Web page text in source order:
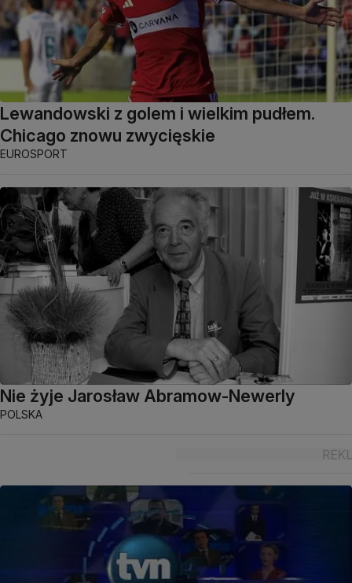
Lewandowski z golem i wielkim pudłem.
Chicago znowu zwycięskie
EUROSPORT
Nie żyje Jarosław Abramow-Newerly
POLSKA